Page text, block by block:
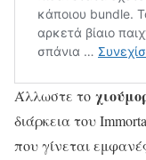
Άλλωστε το
διάρκεια του
που γίνεται